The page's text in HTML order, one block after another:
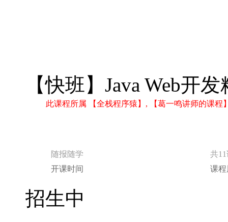
【快班】Java Web开
此课程所属 【全栈程序猿】, 【葛一鸣讲师的课
随报随学
共
开课时间
课
招生中